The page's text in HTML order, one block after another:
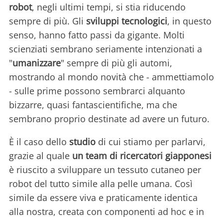
robot, negli ultimi tempi, si stia riducendo
sempre di più. Gli sviluppi tecnologici, in questo
senso, hanno fatto passi da gigante. Molti
scienziati sembrano seriamente intenzionati a
"umanizzare" sempre di più gli automi,
mostrando al mondo novità che - ammettiamolo
- sulle prime possono sembrarci alquanto
bizzarre, quasi fantascientifiche, ma che
sembrano proprio destinate ad avere un futuro.
È il caso dello studio di cui stiamo per parlarvi,
grazie al quale un team di ricercatori giapponesi
è riuscito a sviluppare un tessuto cutaneo per
robot del tutto simile alla pelle umana. Così
simile da essere viva e praticamente identica
alla nostra, creata con componenti ad hoc e in